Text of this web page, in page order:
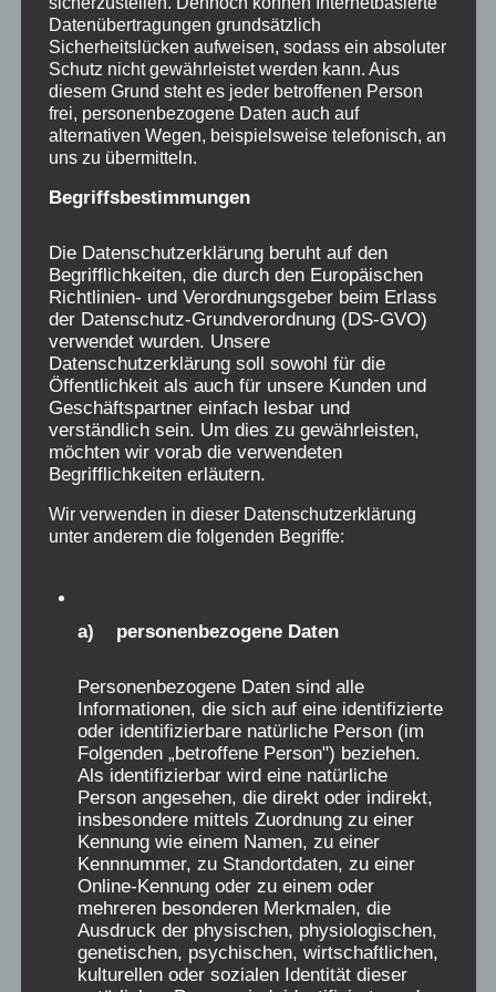
Gern könnt ihr auch unserenNewsletter
bestellen.
Für alle, die uns hier etwas aus ihrer
fühlen wir uns verantwortlich, gleichzeitig
sehen wir eure Erinnerungen als ein
Geschenk an uns an, das uns verpflichtet,
dafür zu kämpfen, dass das Unrecht, was uns
als Kindern passiert ist, restlos aufgeklärt
wird, den Hintergründen nachgegangen wird
und Politik und Trägerlandschaft auch ihre
Verantwortung erkennen.
Die auf dieser Seite öffentlich eingestellten
Erinnerungs-Berichte wurden ausdrücklich der
(www.verschickungsheime.de) als ZEUGNISSE
freigeben und nur für diese Seiten autorisiert.
Genehmigung der Initiative
Verschickungskinder e.V. oder des AEKV e.V.
zitiert, verstößt gegen das Urheberrecht.
Namen dürfen, auch nach der Genehmigung,
nur initialisiert genannt werden. Genehmigung
unter: aekv@verschickungsheime.de erfragen
Spenden für die „Initiative
Verschickungskinder“ über den
wissenschaftlichen Begleitverein:
Datenübertragungen grundsätzlich
Sicherheitslücken aufweisen, sodass ein absoluter
Schutz nicht gewährleistet werden kann. Aus
diesem Grund steht es jeder betroffenen Person
frei, personenbezogene Daten auch auf
alternativen Wegen, beispielsweise telefonisch, an
uns zu übermitteln.
Begriffsbestimmungen
Die Datenschutzerklärung beruht auf den
Begrifflichkeiten, die durch den Europäischen
Richtlinien- und Verordnungsgeber beim Erlass
der Datenschutz-Grundverordnung (DS-GVO)
verwendet wurden. Unsere
Datenschutzerklärung soll sowohl für die
Öffentlichkeit als auch für unsere Kunden und
Geschäftspartner einfach lesbar und
verständlich sein. Um dies zu gewährleisten,
möchten wir vorab die verwendeten
Begrifflichkeiten erläutern.
Wir verwenden in dieser Datenschutzerklärung
unter anderem die folgenden Begriffe:
a) personenbezogene Daten
Personenbezogene Daten sind alle
Informationen, die sich auf eine identifizierte
oder identifizierbare natürliche Person (im
Folgenden „betroffene Person") beziehen.
Als identifizierbar wird eine natürliche
Person angesehen, die direkt oder indirekt,
insbesondere mittels Zuordnung zu einer
Kennung wie einem Namen, zu einer
Kennnummer, zu Standortdaten, zu einer
Online-Kennung oder zu einem oder
mehreren besonderen Merkmalen, die
Ausdruck der physischen, physiologischen,
genetischen, psychischen, wirtschaftlichen,
kulturellen oder sozialen Identität dieser